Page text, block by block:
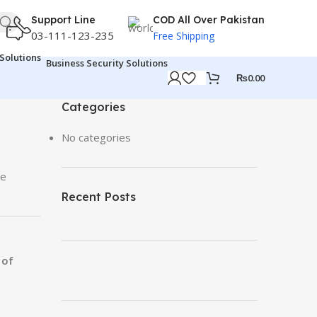
Support Line
03-111-123-235
COD All Over Pakistan
Free Shipping
Business Security Solutions
₨0.00
of
Categories
No categories
Recent Posts